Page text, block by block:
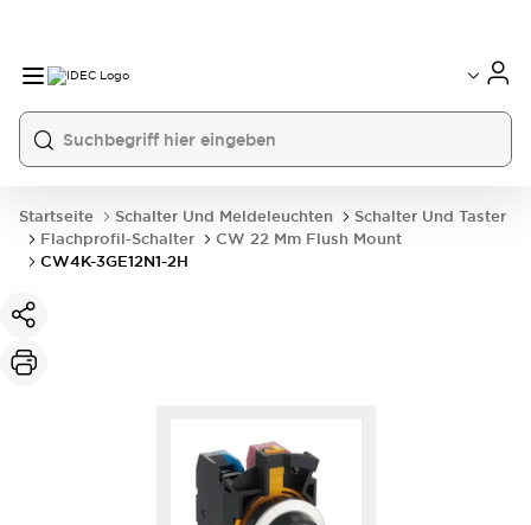
Startseite Schalter Und Meldeleuchten
Schalter Und Taster
Flachprofil-Schalter
CW 22 Mm Flush Mount
CW4K-3GE12N1-2H